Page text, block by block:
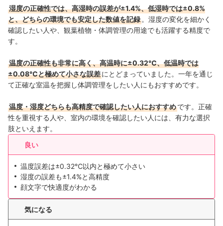
湿度の正確性では、高湿時の誤差が±1.4%、低湿時では±0.8%
と、どちらの環境でも安定した数値を記録 。湿度の変化を細かく
確認したい人や、観葉植物・体調管理の用途でも活躍する精度で
す。
温度の正確性も非常に高く、高温時に±0.32℃、低温時では
±0.08℃と極めて小さな誤差にとどまっていました。一年を通じ
て正確な室温を把握し体調管理をしたい人にもおすすめです。
温度・湿度どちらも高精度で確認したい人におすすめです。正確
性を重視する人や、室内の環境を確認したい人には、有力な選択
肢といえます。
良い
温度誤差は±0.32℃以内と極めて小さい
湿度の誤差も±1.4%と高精度
顔文字で快適度がわかる
気になる